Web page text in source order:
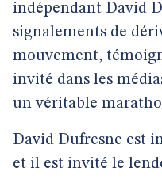
indépendant David
signalements de
mouvement,
invité dans les
un véritable
David Dufresne est
et il est invité le